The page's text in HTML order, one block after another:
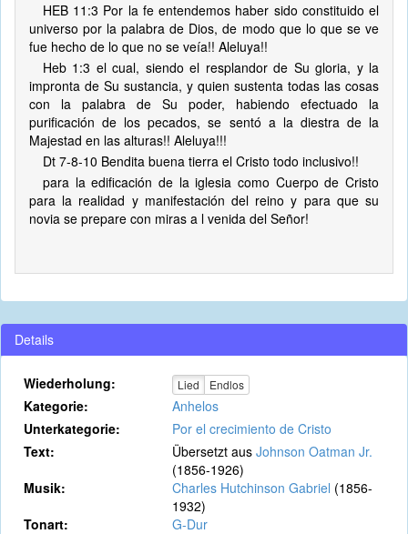
HEB 11:3 Por la fe entendemos haber sido constituido el
universo por la palabra de Dios, de modo que lo que se ve
fue hecho de lo que no se veía!! Aleluya!!
Heb 1:3 el cual, siendo el resplandor de Su gloria, y la
impronta de Su sustancia, y quien sustenta todas las cosas
con la palabra de Su poder, habiendo efectuado la
purificación de los pecados, se sentó a la diestra de la
Majestad en las alturas!! Aleluya!!!
Dt 7-8-10 Bendita buena tierra el Cristo todo inclusivo!!
para la edificación de la iglesia como Cuerpo de Cristo
para la realidad y manifestación del reino y para que su
novia se prepare con miras a l venida del Señor!
Details
Wiederholung: Lied Endlos
Kategorie:
Anhelos
Unterkategorie:
Por el crecimiento de Cristo
Text:
Übersetzt aus Johnson Oatman Jr.
(1856-1926)
Musik:
Charles Hutchinson Gabriel (1856-
1932)
Tonart:
G-Dur